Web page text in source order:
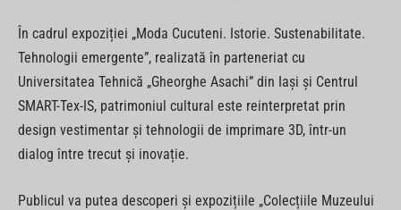
În cadrul expoziției „Moda Cucuteni. Istorie. Sustenabilitate.
Tehnologii emergente”, realizată în parteneriat cu
Universitatea Tehnică „Gheorghe Asachi” din Iași și Centrul
SMART-Tex-IS, patrimoniul cultural este reinterpretat prin
design vestimentar și tehnologii de imprimare 3D, într-un
dialog între trecut și inovație.
Publicul va putea descoperi și expozițiile „Colecțiile Muzeului